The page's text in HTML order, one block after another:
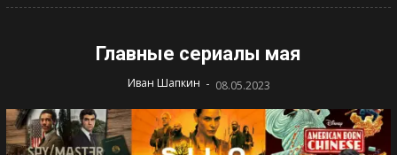
Главные сериалы мая
Иван Шапкин - 08.05.2023